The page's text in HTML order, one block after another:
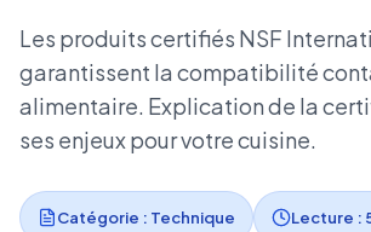
Les produits certifiés NSF
garantissent la compatibilité
alimentaire. Explication de la
ses enjeux pour votre cuisine.
Catégorie : Technique Lecture :